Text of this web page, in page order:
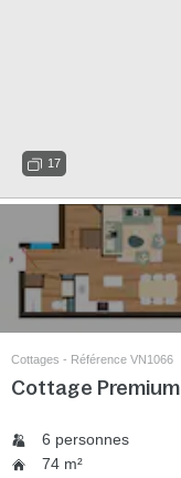
17
Cottages - Référence VN1066
Cottage Premium
6 personnes
74 m²